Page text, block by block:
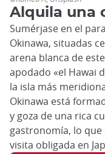
Alquila una
Sumérjase en el
Okinawa, situadas
arena blanca de
apodado «el Hawai
la isla más
Okinawa está
y goza de una rica
gastronomía, lo
visita obligada en